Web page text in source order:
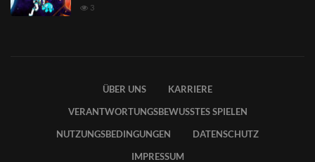
3
ÜBER UNS
KARRIERE
VERANTWORTUNGSBEWUSSTES SPIELEN
NUTZUNGSBEDINGUNGEN
DATENSCHUTZ
IMPRESSUM